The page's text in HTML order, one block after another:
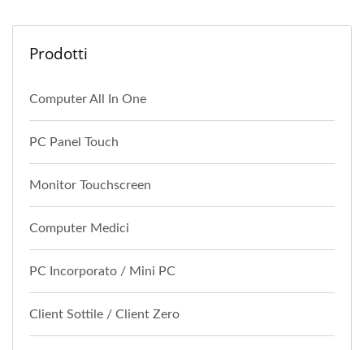
Prodotti
Computer All In One
PC Panel Touch
Monitor Touchscreen
Computer Medici
PC Incorporato / Mini PC
Client Sottile / Client Zero